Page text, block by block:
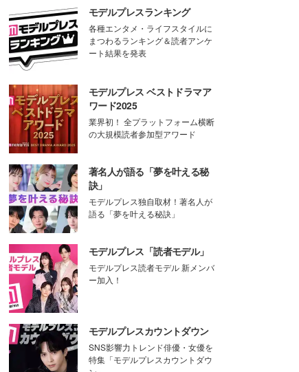
モデルプレスランキング
各種エンタメ・ライフスタイルに
まつわるランキング＆読者アンケ
ート結果を発表
モデルプレス ベストドラマア
ワード2025
業界初！ 全プラットフォーム横断
の大規模読者参加型アワード
著名人が語る「夢を叶える秘
訣」
モデルプレス独自取材！著名人が
語る「夢を叶える秘訣」
モデルプレス「読者モデル」
モデルプレス読者モデル 新メンバ
ー加入！
モデルプレスカウントダウン
SNS影響力トレンド俳優・女優を
特集「モデルプレスカウントダウ